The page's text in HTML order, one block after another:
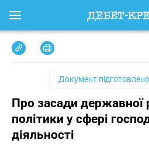
Документ
Про засади державної
політики у сфері
діяльності